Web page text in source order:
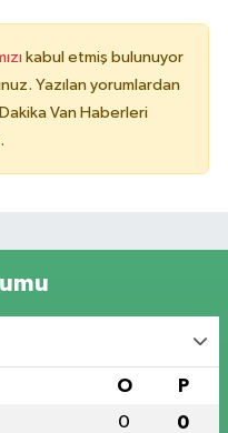
kabul etmiş bulunuyor
Yazılan yorumlardan
Van Haberleri
O P
0 0